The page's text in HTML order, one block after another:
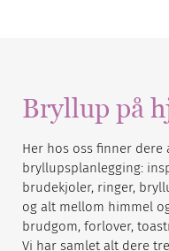
Bryllup på
Her hos oss finner
bryllupsplanlegging:
brudekjoler, ringer,
og alt mellom himmel
brudgom, forlover,
Vi har samlet alt dere